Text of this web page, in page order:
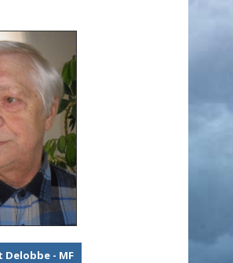
Delobbe - MF